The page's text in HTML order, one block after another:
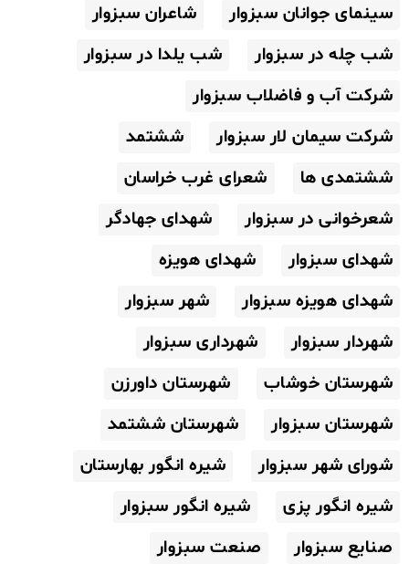
سینمای جوانان سبزوار
شاعران سبزوار
شب چله در سبزوار
شب یلدا در سبزوار
شرکت آب و فاضلاب سبزوار
شرکت سیمان لار سبزوار
ششتمد
ششتمدی ها
شعرای غرب خراسان
شعرخوانی در سبزوار
شهدای جهادگر
شهدای سبزوار
شهدای هویزه
شهدای هویزه سبزوار
شهر سبزوار
شهردار سبزوار
شهرداری سبزوار
شهرستان خوشاب
شهرستان داورزن
شهرستان سبزوار
شهرستان ششتمد
شورای شهر سبزوار
شیره انگور بهارستان
شیره انگور پزی
شیره انگور سبزوار
صنایع سبزوار
صنعت سبزوار